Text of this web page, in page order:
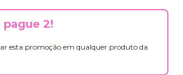
pague 2!
esta promoção em qualquer produto da